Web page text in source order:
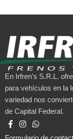
En Irfren's S.R.L.
para vehículos en la
variedad nos
de Capital Federal.